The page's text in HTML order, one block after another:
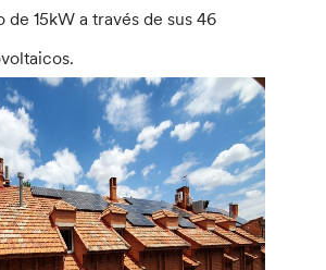
de 15kW a través de sus 46